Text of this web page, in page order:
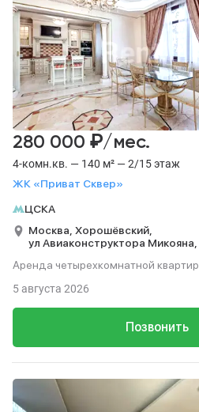
4-комн.кв. — 140 м² — 2/15 этаж
ЖК «Приват Сквер»
280 000 ₽/мес.
ЦСКА
Москва, Хорошёвский,
ул Авиаконструктора Микояна,
Аренда четырехкомнатной
Позвонить
5 августа 2026